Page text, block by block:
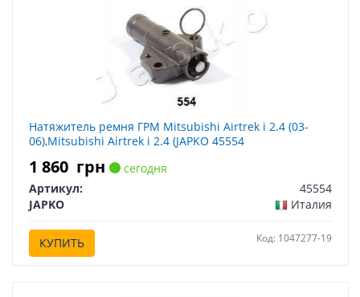
Натяжитель ремня ГРМ Mitsubishi Airtrek i 2.4 (03-
06),Mitsubishi Airtrek i 2.4 (JAPKO 45554
1 860 грн
сегодня
Артикул:
45554
JAPKO
Италия
КУПИТЬ Код: 1047277-19